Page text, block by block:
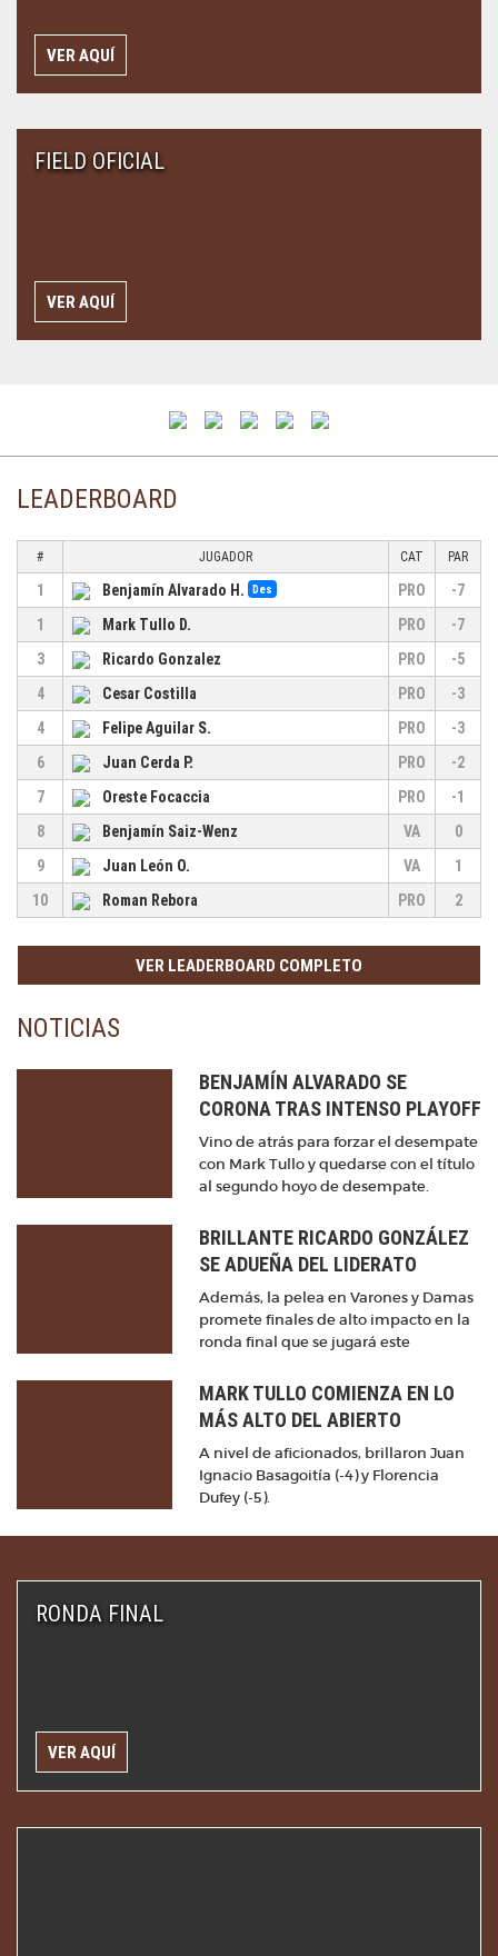
FIELD OFICIAL
VER AQUÍ
VER AQUÍ
NOTICIAS
BENJAMÍN ALVARADO SE
CORONA TRAS INTENSO PLAYOFF
Vino de atrás para forzar el desempate
con Mark Tullo y quedarse con el título
al segundo hoyo de desempate.
BRILLANTE RICARDO GONZÁLEZ
SE ADUEÑA DEL LIDERATO
Además, la pelea en Varones y Damas
promete finales de alto impacto en la
ronda final que se jugará este
MARK TULLO COMIENZA EN LO
MÁS ALTO DEL ABIERTO
HACIENDA CHICUREO
A nivel de aficionados, brillaron Juan
Ignacio Basagoitía (-4) y Florencia
Dufey (-5).
LEADERBOARD
# JUGADOR CAT PAR
1 Benjamín Alvarado H. Des PRO
-7
1
Mark Tullo D. PRO
-7
3
Ricardo Gonzalez PRO
-5
4
Cesar Costilla PRO
-3
4
Felipe Aguilar S. PRO
-3
6
Juan Cerda P. PRO
-2
7
Oreste Focaccia PRO
-1
8
Benjamín Saiz-Wenz VA
0
9
Juan León O. VA
1
10
Roman Rebora PRO 2
VER LEADERBOARD COMPLETO
RONDA FINAL
VER AQUÍ